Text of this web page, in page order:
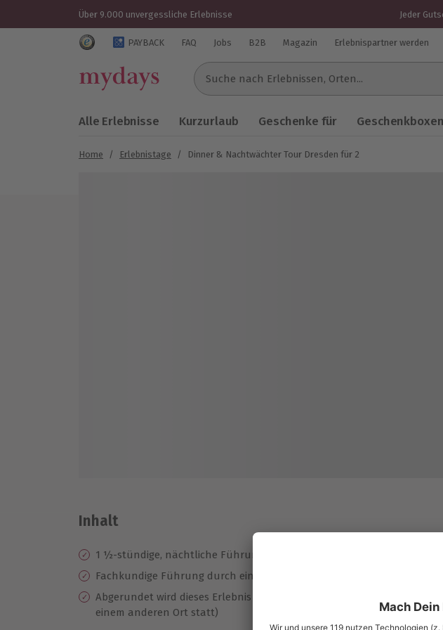
Über 9.000 unvergessliche Erlebnisse Jeder
Trustedshops Bewertungen für mydays.de
PAYBACK FAQ Jobs B2B Magazin Erlebnispartner werden
Suche nach Erlebnissen...
Alle Erlebnisse Kurzurlaub Geschenke für Geschenkboxen
Home / Erlebnistage / Dinner & Nachtwächter Tour Dresden für 2
Inhalt
1 ½-stündige, nächtliche Führung durch Dresden
Fachkundige Führung durch einen Nachtwächter im nostalgischen
Abgerundet wird dieses Erlebnis von einem Dinner vorab (Das Dinner
einem anderen Ort statt)